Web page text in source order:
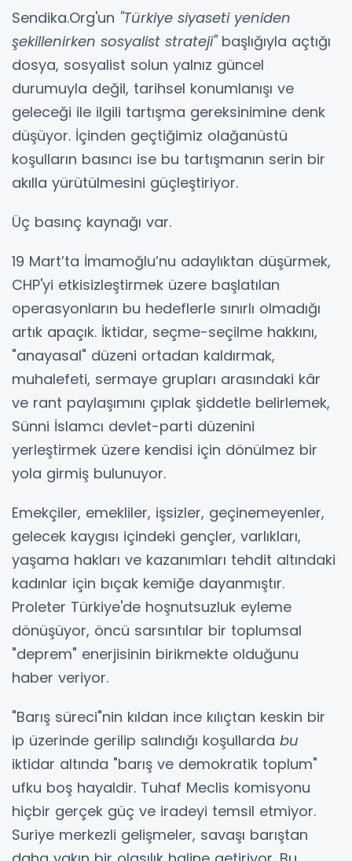
Sendika.Org'un "Türkiye siyaseti yeniden
şekillenirken sosyalist strateji" başlığıyla açtığı
dosya, sosyalist solun yalnız güncel
durumuyla değil, tarihsel konumlanışı ve
geleceği ile ilgili tartışma gereksinimine denk
düşüyor. İçinden geçtiğimiz olağanüstü
koşulların basıncı ise bu tartışmanın serin bir
akılla yürütülmesini güçleştiriyor.
Üç basınç kaynağı var.
19 Mart’ta İmamoğlu’nu adaylıktan düşürmek,
CHP'yi etkisizleştirmek üzere başlatılan
operasyonların bu hedeflerle sınırlı olmadığı
artık apaçık. İktidar, seçme-seçilme hakkını,
"anayasal" düzeni ortadan kaldırmak,
muhalefeti, sermaye grupları arasındaki kâr
ve rant paylaşımını çıplak şiddetle belirlemek,
Sünni İslamcı devlet-parti düzenini
yerleştirmek üzere kendisi için dönülmez bir
yola girmiş bulunuyor.
Emekçiler, emekliler, işsizler, geçinemeyenler,
gelecek kaygısı içindeki gençler, varlıkları,
yaşama hakları ve kazanımları tehdit altındaki
kadınlar için bıçak kemiğe dayanmıştır.
Proleter Türkiye'de hoşnutsuzluk eyleme
dönüşüyor, öncü sarsıntılar bir toplumsal
"deprem" enerjisinin birikmekte olduğunu
haber veriyor.
"Barış süreci"nin kıldan ince kılıçtan keskin bir
ip üzerinde gerilip salındığı koşullarda bu
iktidar altında "barış ve demokratik toplum"
ufku boş hayaldir. Tuhaf Meclis komisyonu
hiçbir gerçek güç ve iradeyi temsil etmiyor.
Suriye merkezli gelişmeler, savaşı barıştan